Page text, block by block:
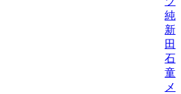
純/
新
田
石
童
メ